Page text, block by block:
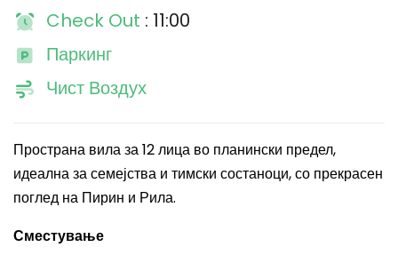
Check Out : 11:00
Паркинг
Чист Воздух
Пространа вила за 12 лица во планински предел,
идеална за семејства и тимски состаноци, со прекрасен
поглед на Пирин и Рила.
Сместување